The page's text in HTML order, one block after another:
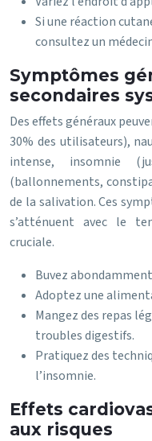
Si une réaction
consultez un
Symptômes
secondaires
Des effets généraux
30% des utilisateurs),
intense, insomnie
(ballonnements,
de la salivation. Ces
s’atténuent avec le
cruciale.
Buvez
Adoptez une
Mangez des repas
troubles digestifs.
Pratiquez des
l’insomnie.
Effets
aux risques